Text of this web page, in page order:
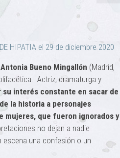
HIPATIA el 29 de diciembre 2020
Antonia Bueno Mingallón (Madrid,
Actriz, dramaturga y
su interés constante en sacar de
la historia a personajes
mujeres, que fueron ignorados y
no dejan a nadie
escena una confesión o un